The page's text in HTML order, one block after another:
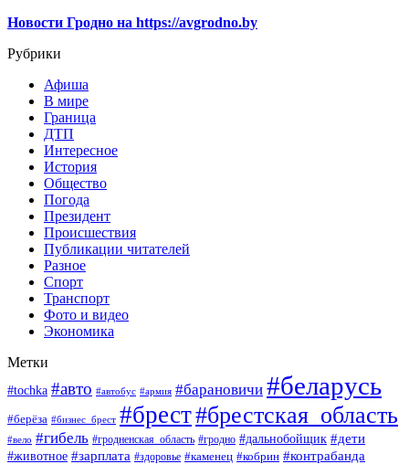
Новости Гродно на https://avgrodno.by
Рубрики
Афиша
В мире
Граница
ДТП
Интересное
История
Общество
Погода
Президент
Происшествия
Публикации читателей
Разное
Спорт
Транспорт
Фото и видео
Экономика
Метки
#tochka #авто #автобус #армия #барановичи #беларусь
#берёза #бизнес_брест #брест#брестская_область
#вело #гибель #гродненская_область #гродно #дальнобойщик #дети
#животное #зарплата #здоровье #каменец #кобрин #контрабанда